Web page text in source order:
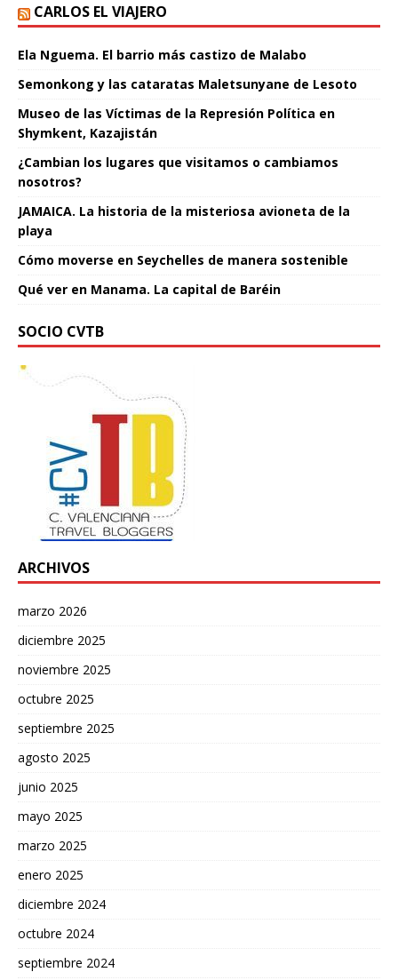
CARLOS EL VIAJERO
Ela Nguema. El barrio más castizo de Malabo
Semonkong y las cataratas Maletsunyane de Lesoto
Museo de las Víctimas de la Represión Política en
Shymkent, Kazajistán
¿Cambian los lugares que visitamos o cambiamos
nosotros?
JAMAICA. La historia de la misteriosa avioneta de la
playa
Cómo moverse en Seychelles de manera sostenible
Qué ver en Manama. La capital de Baréin
SOCIO CVTB
ARCHIVOS
marzo 2026
diciembre 2025
noviembre 2025
octubre 2025
septiembre 2025
agosto 2025
junio 2025
mayo 2025
marzo 2025
enero 2025
diciembre 2024
octubre 2024
septiembre 2024